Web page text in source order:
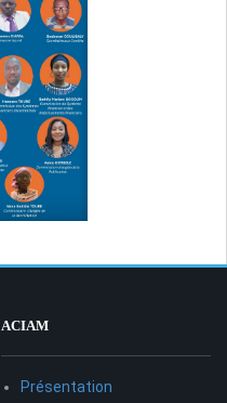
ACIAM
Présentation